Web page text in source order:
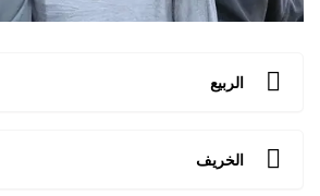
الربيع
الخريف